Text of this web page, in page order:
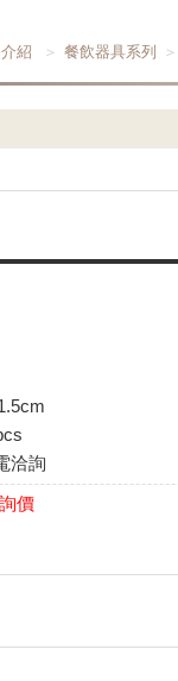
紹 餐飲器具系列
洽詢
價